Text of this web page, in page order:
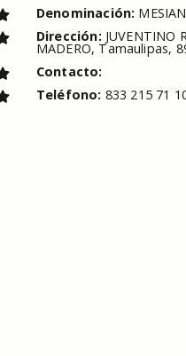
Denominación:
Dirección: JUVENTINO
MADERO, Tamaulipas,
Contacto:
Teléfono: 833 215 71